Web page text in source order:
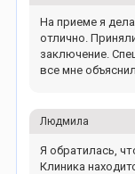
На приеме я
отлично.
заключение.
все мне
Людмила
Я обратилась,
Клиника